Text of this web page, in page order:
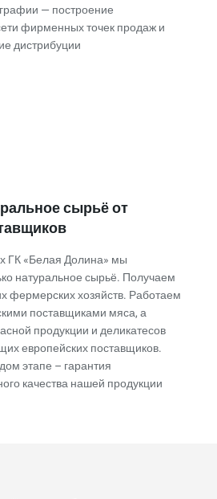
— построение
фирменных точек продаж и
дистрибуции
сырьё от
ГК «Белая Долина» мы
натуральное сырьё. Получаем
фермерских хозяйств. Работаем
поставщиками мяса, а
продукции и деликатесов
европейских поставщиков.
этапе – гарантия
качества нашей продукции